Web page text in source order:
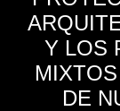
Y LOS
DE